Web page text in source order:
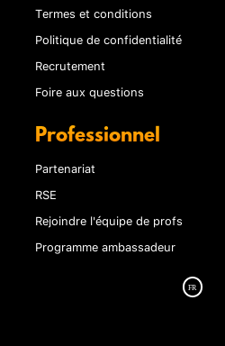
Termes et conditions
Politique de confidentialité
Recrutement
Foire aux questions
Professionnel
Partenariat
RSE
Rejoindre l'équipe de profs
Programme ambassadeur